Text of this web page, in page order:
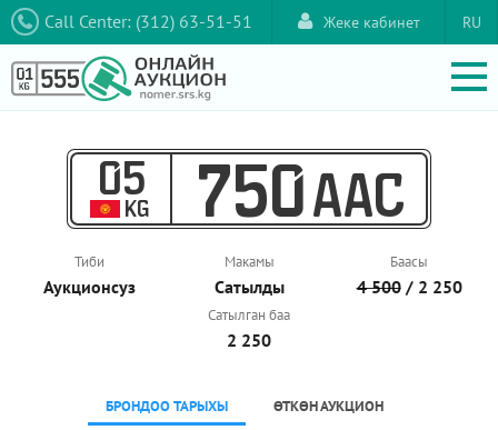
Call Center: (312) 63-51-51 RU
Жеке кабинет
05
KG 750 AAC
Тиби
Аукционcуз
Макамы
Сатылды
Баасы
4 500/ 2 250
Сатылган баа
2 250
БРОНДОО ТАРЫХЫ ӨТКӨН АУКЦИОН